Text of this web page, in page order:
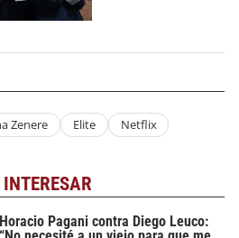
Zenere Elite Netflix
Horacio Pagani contra Diego Leuco: